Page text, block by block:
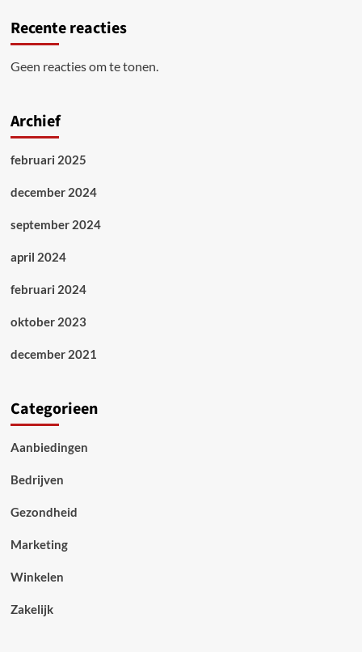
Recente reacties
Geen reacties om te tonen.
Archief
februari 2025
december 2024
september 2024
april 2024
februari 2024
oktober 2023
december 2021
Categorieen
Aanbiedingen
Bedrijven
Gezondheid
Marketing
Winkelen
Zakelijk